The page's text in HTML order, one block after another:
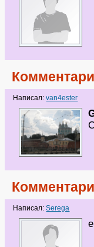
Написал:van4ester
Написал:Serega